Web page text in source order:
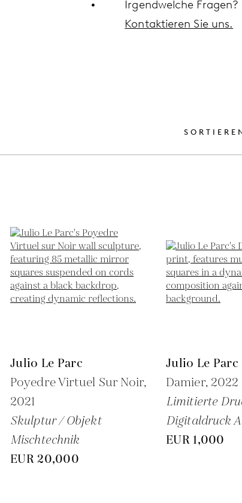
Irgendwelche Fragen?
Kontaktieren Sie uns.
Julio Le Parc
Poyedre Virtuel Sur Noir,
2021
Skulptur / Objekt
Mischtechnik
EUR 20,000
Julio Le Parc
Damier, 2022
Limitierte
Digitaldruck
EUR 1,000